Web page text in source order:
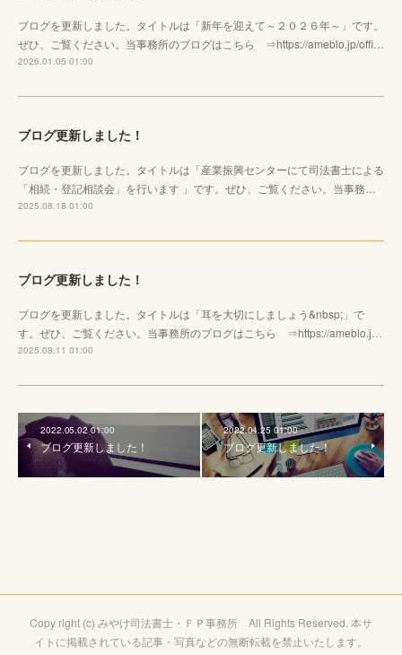
ブログを更新しました。タイトルは「新年を迎えて～２０２６年～」です。
ぜひ、ご覧ください。当事務所のブログはこちら ⇒https://ameblo.jp/offi…
2026.01.05 01:00
ブログ更新しました！
ブログを更新しました。タイトルは「産業振興センターにて司法書士による
「相続・登記相談会」を行います 」です。ぜひ、ご覧ください。当事務…
2025.08.18 01:00
ブログ更新しました！
ブログを更新しました。タイトルは「耳を大切にしましょう&nbsp;」で
す。ぜひ、ご覧ください。当事務所のブログはこちら ⇒https://ameblo.j…
2025.08.11 01:00
2022.05.02 01:00
ブログ更新しました！
2022.04.25 01:00
ブログ更新しました！
Copy right (c) みやけ司法書士・ＦＰ事務所 All Rights Reserved. 本サ
イトに掲載されている記事・写真などの無断転載を禁止いたします。